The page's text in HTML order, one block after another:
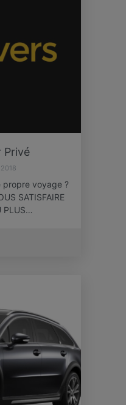
Privé
2018
propre voyage ?
SATISFAIRE
PLUS…